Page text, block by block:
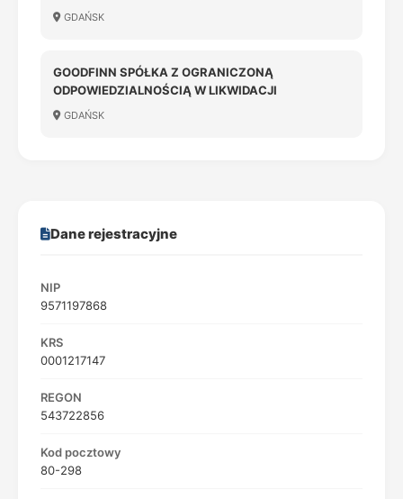
GDAŃSK
GOODFINN SPÓŁKA Z OGRANICZONĄ
ODPOWIEDZIALNOŚCIĄ W LIKWIDACJI
GDAŃSK
Dane rejestracyjne
NIP
9571197868
KRS
0001217147
REGON
543722856
Kod pocztowy
80-298